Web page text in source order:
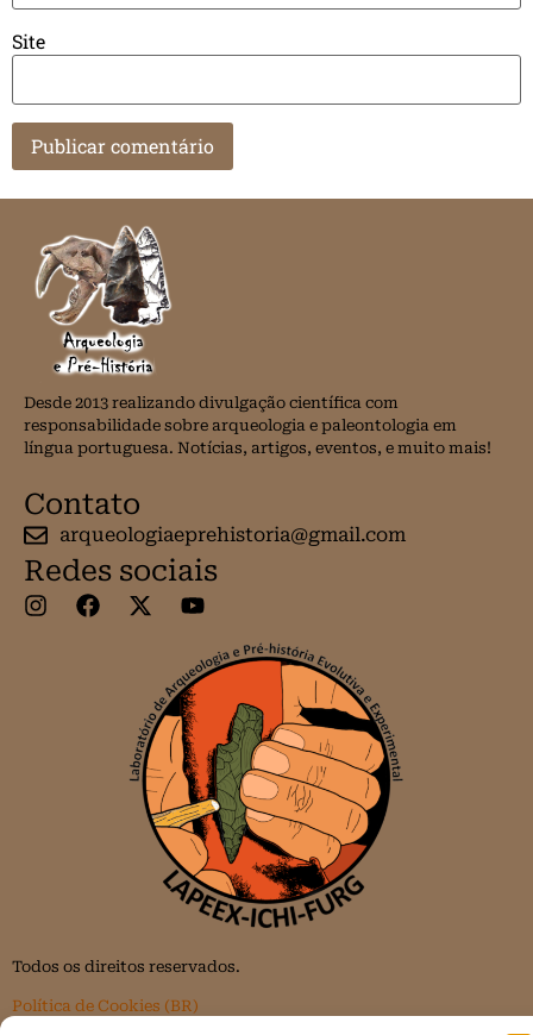
Site
Desde 2013 realizando divulgação científica com
responsabilidade sobre arqueologia e paleontologia em
língua portuguesa. Notícias, artigos, eventos, e muito mais!
Contato
arqueologiaeprehistoria@gmail.com
Redes sociais
Todos os direitos reservados.
Política de Cookies (BR)